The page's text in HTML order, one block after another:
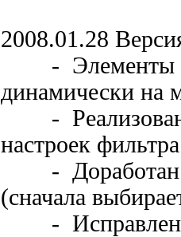
2008.01.28
- Элементы
динамически на
- Реализована
настроек фильтра
- Доработан
(сначала
- Исправлены